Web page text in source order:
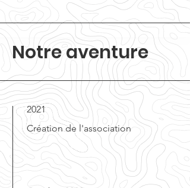
Notre aventure
2021
Création de l'association